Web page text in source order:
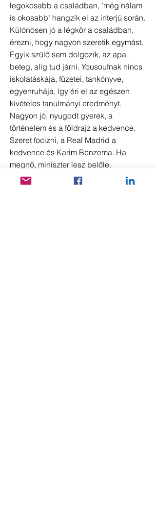
legokosabb a családban, "még nálam
is okosabb" hangzik el az interjú során.
Különösen jó a légkör a családban,
érezni, hogy nagyon szeretik egymást.
Egyik szülő sem dolgozik, az apa
beteg, alig tud járni. Yousoufnak nincs
iskolatáskája, füzetei, tankönyve,
egyenruhája, így éri el az egészen
kivételes tanulmányi eredményt.
Nagyon jó, nyugodt gyerek, a
történelem és a földrajz a kedvence.
Szeret focizni, a Real Madrid a
kedvence és Karim Benzema. Ha
megnő, miniszter lesz belőle.